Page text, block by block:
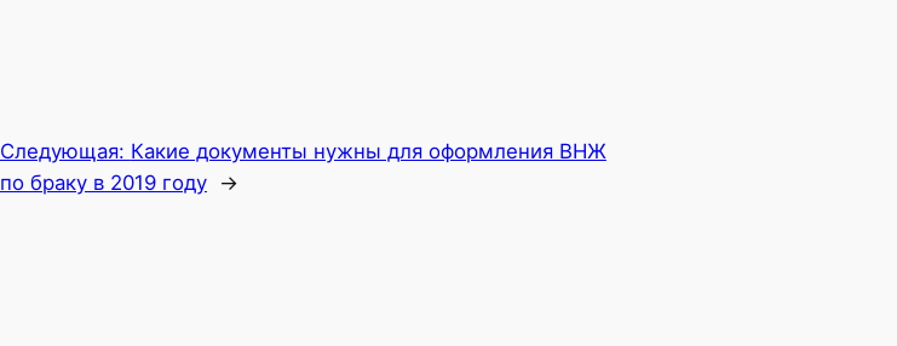
Следующая: Какие документы нужны для оформления ВНЖ
по браку в 2019 году
→